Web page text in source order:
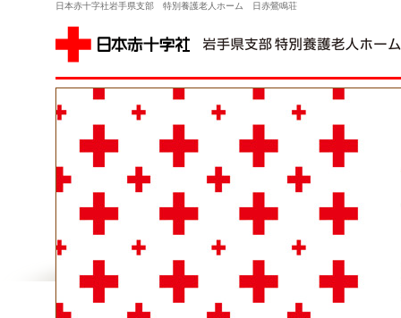
日本赤十字社岩手県支部 特別養護老人ホーム 日赤鶯鳴荘